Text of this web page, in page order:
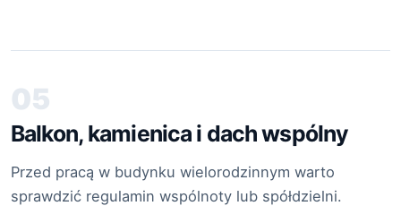
05
Balkon, kamienica i dach wspólny
Przed pracą w budynku wielorodzinnym warto
sprawdzić regulamin wspólnoty lub spółdzielni.